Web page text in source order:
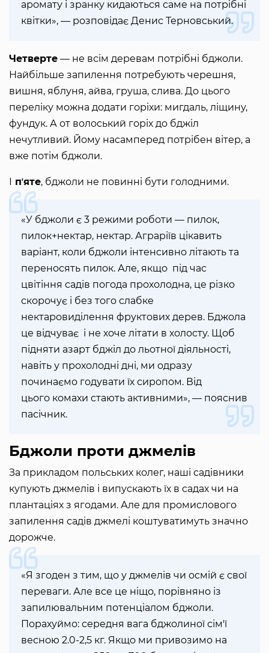
аромату і зранку кидаються саме на потрібні
квітки», — розповідає Денис Терновський.
Четверте — не всім деревам потрібні бджоли.
Найбільше запилення потребують черешня,
вишня, яблуня, айва, груша, слива. До цього
переліку можна додати горіхи: мигдаль, ліщину,
фундук. А от волоський горіх до бджіл
нечутливий. Йому насамперед потрібен вітер, а
вже потім бджоли.
І пʼяте, бджоли не повинні бути голодними.
«У бджоли є 3 режими роботи — пилок,
пилок+нектар, нектар. Аграріїв цікавить
варіант, коли бджоли інтенсивно літають та
переносять пилок. Але, якщо під час
цвітіння садів погода прохолодна, це різко
скорочує і без того слабке
нектаровиділення фруктових дерев. Бджола
це відчуває і не хоче літати в холосту. Щоб
підняти азарт бджіл до льотної діяльності,
навіть у прохолодні дні, ми одразу
починаємо годувати їх сиропом. Від
цього комахи стають активними», — пояснив
пасічник.
Бджоли проти джмелів
За прикладом польських колег, наші садівники
купують джмелів і випускають їх в садах чи на
плантаціях з ягодами. Але для промислового
запилення садів джмелі коштуватимуть значно
дорожче.
«Я згоден з тим, що у джмелів чи осмій є свої
переваги. Але все це ніщо, порівняно із
запилювальним потенціалом бджоли.
Порахуймо: середня вага бджолиної сім'ї
весною 2.0-2,5 кг. Якщо ми привозимо на